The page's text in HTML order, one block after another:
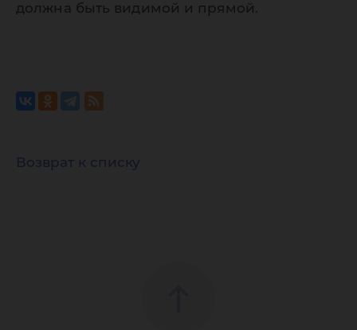
должна быть видимой и прямой.
Возврат к списку